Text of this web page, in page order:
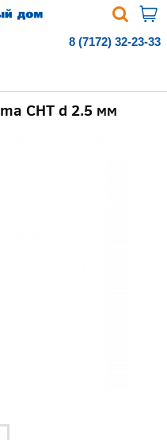
8 (7172) 32-23-33
CHT d 2.5 мм